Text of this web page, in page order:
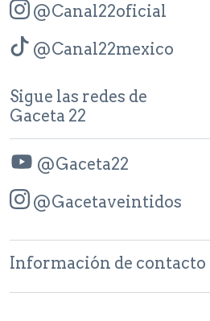
@Canal22oficial
@Canal22mexico
Sigue las redes de
Gaceta 22
@Gaceta22
@Gacetaveintidos
Información de contacto